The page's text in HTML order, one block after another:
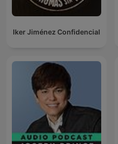
Iker Jiménez Confidencial